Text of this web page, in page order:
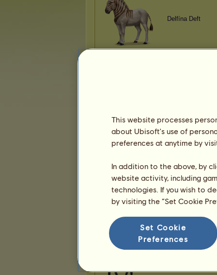
Delfína Deft
Delfína Deft
Delfína Deft
This website processes
about Ubisoft's use of
preferences at anytime by
In addition to the above, by
website activity, including
technologies. If you wish to
by visiting the “Set Cookie
Set Cookie
Preferences